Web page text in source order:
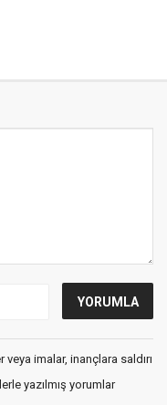
imalar, inançlara saldırı
yazılmış yorumlar